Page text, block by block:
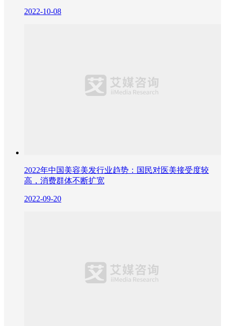
2022-10-08
2022年中国美容美发行业趋势：国民对医美接受度较
高，消费群体不断扩宽
2022-09-20